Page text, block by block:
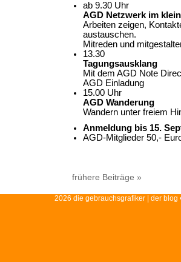
ab 9.30 Uhr
AGD Netzwerk im
Arbeiten zeigen,
austauschen.
Mitreden und
13.30
Tagungsausklang
Mit dem AGD Note
AGD Einladung
15.00 Uhr
AGD Wanderung
Wandern unter freiem
Anmeldung bis 15.
AGD-Mitglieder 50,-
frühere Beiträge »
2026 die gebrauchsgrafiker | der blog